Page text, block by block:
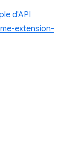
d'API
extension-